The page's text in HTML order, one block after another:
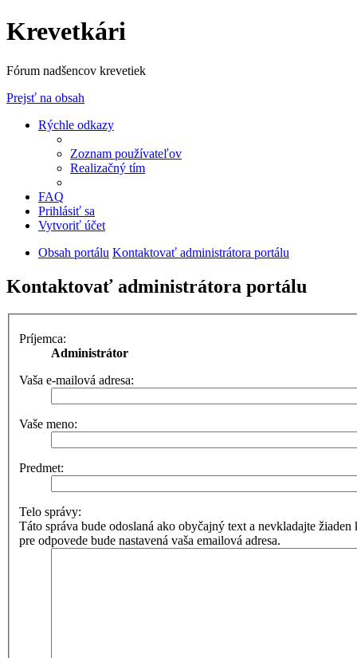
Krevetkári
Fórum nadšencov krevetiek
Prejsť na obsah
Rýchle odkazy
Zoznam používateľov
Realizačný tím
FAQ
Prihlásiť sa
Vytvoriť účet
Obsah portálu Kontaktovať administrátora portálu
Kontaktovať administrátora portálu
Príjemca:
Administrátor
Vaša e-mailová adresa:
Vaše meno:
Predmet:
Telo správy:
Táto správa bude odoslaná ako obyčajný text a nevkladajte
pre odpovede bude nastavená vaša emailová adresa.